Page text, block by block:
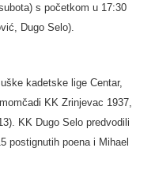
s početkom u 17:30
Dugo Selo).
kadetske lige Centar,
KK Zrinjevac 1937,
KK Dugo Selo predvodili
postignutih poena i Mihael